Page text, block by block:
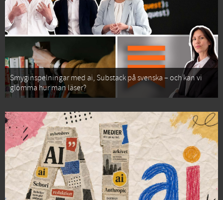
Smyginspelningar med ai, Substack på svenska – och kan vi
glömma hur man läser?